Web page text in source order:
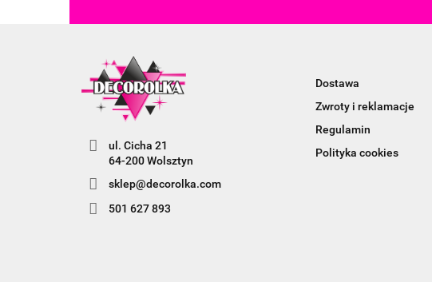
ul. Cicha 21
64-200 Wolsztyn
sklep@decorolka.com
501 627 893
Dostawa
Zwroty i reklamacje
Regulamin
Polityka cookies